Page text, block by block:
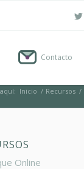
Contacto
Inicio / Recursos /
Online